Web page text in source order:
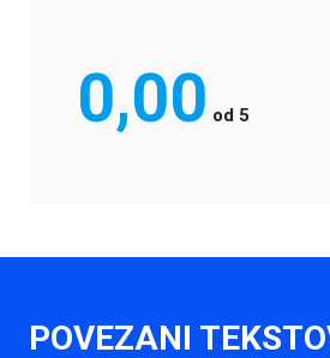
0,00 od 5
POVEZANI